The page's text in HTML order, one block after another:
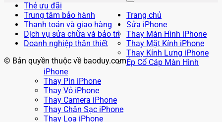
Thẻ ưu đãi
Trung tâm bảo hành
Thanh toán và giao hàng
Dịch vụ sửa chữa và bảo trì
Doanh nghiệp thân thiết
© Bản quyền thuộc về baoduy.com
Trang chủ
Sửa iPhone
Thay Màn Hình iPhone
Thay Mặt Kính iPhone
Thay Kính Lưng iPhone
Ép Cổ Cáp Màn Hình
iPhone
Thay Pin iPhone
Thay Vỏ iPhone
Thay Camera iPhone
Thay Chân Sạc iPhone
Thay Loa iPhone